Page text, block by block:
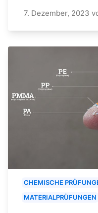
7. Dezember, 2023
CHEMISCHE
MATERIALPRÜFUNGEN